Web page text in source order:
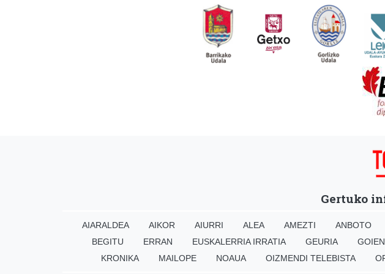
Gertuko
AIARALDEA AIKOR AIURRI ALEA AMEZTI ANBOTO
BEGITU
ERRAN EUSKALERRIA IRRATIA GEURIA
KRONIKA
MAILOPE NOAUA OIZMENDI TELEBISTA